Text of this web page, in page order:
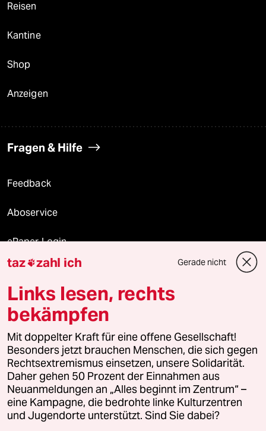
Reisen
Kantine
Shop
Anzeigen
Fragen & Hilfe
Feedback
Aboservice
ePaper Login
Downloads für Abonnierende
© 2026 taz Verlags und Vertriebs GmbH
Alle Rechte vorbehalten. Bei rechtlichen Fragen oder für Genehmigungen
wenden Sie sich bitte an
lizenzen@taz.de
Feedback Redaktionsstatut Kommune-Richtlinien
Leitlinie Informant Datenschutz Impressum AGB
taz zahl ich Gerade nicht
Links lesen, rechts
bekämpfen
Mit doppelter Kraft für eine offene Gesellschaft!
Besonders jetzt brauchen Menschen, die sich gegen
Rechtsextremismus einsetzen, unsere Solidarität.
Daher gehen 50 Prozent der Einnahmen aus
Neuanmeldungen an „Alles beginnt im Zentrum“ –
eine Kampagne, die bedrohte linke Kulturzentren
und Jugendorte unterstützt. Sind Sie dabei?